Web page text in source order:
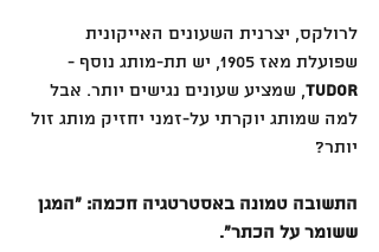
לרולקס, יצרנית השעונים האייקונית
שפועלת מאז 1905, יש תת-מותג נוסף -
Tudor, שמציע שעונים נגישים יותר. אבל
למה שמותג יוקרתי על-זמני יחזיק מותג זול
יותר?
התשובה טמונה באסטרטגיה חכמה: ״המגן
ששומר על הכתר״.